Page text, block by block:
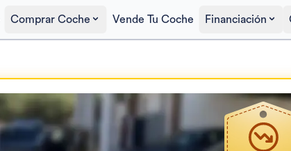
Comprar Coche Vende Tu Coche Financiación
20.900€